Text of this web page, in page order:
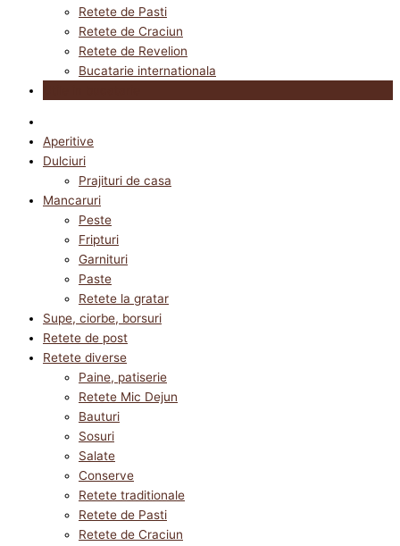
Retete de Pasti
Retete de Craciun
Retete de Revelion
Bucatarie internationala
Aperitive
Dulciuri
Prajituri de casa
Mancaruri
Peste
Fripturi
Garnituri
Paste
Retete la gratar
Supe, ciorbe, borsuri
Retete de post
Retete diverse
Paine, patiserie
Retete Mic Dejun
Bauturi
Sosuri
Salate
Conserve
Retete traditionale
Retete de Pasti
Retete de Craciun